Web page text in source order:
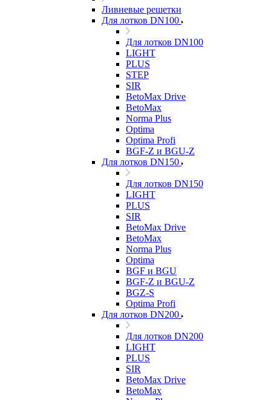
Ливневые решетки
Для лотков DN100
Для лотков DN100
LIGHT
PLUS
STEP
SIR
BetoMax Drive
BetoMax
Norma Plus
Optima
Optima Profi
BGF-Z и BGU-Z
Для лотков DN150
Для лотков DN150
LIGHT
PLUS
SIR
BetoMax Drive
BetoMax
Norma Plus
Optima
BGF и BGU
BGF-Z и BGU-Z
BGZ-S
Optima Profi
Для лотков DN200
Для лотков DN200
LIGHT
PLUS
SIR
BetoMax Drive
BetoMax